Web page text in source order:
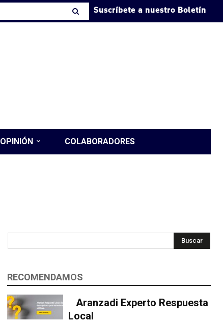
Suscríbete a nuestro Boletín
OPINIÓN COLABORADORES
Buscar
RECOMENDAMOS
Aranzadi Experto Respuesta
Local